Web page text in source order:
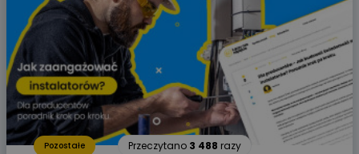
Pozostałe Przeczytano 3 488 razy